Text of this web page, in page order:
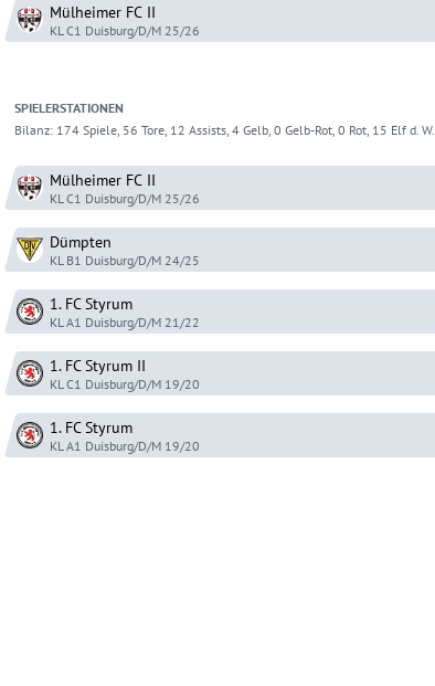
Mülheimer FC II
KL C1 Duisburg/D/M 25/26
SPIELERSTATIONEN
Bilanz: 174 Spiele, 56 Tore, 12 Assists, 4 Gelb, 0 Gelb-Rot, 0 Rot, 15 Elf d. W.
Mülheimer FC II
KL C1 Duisburg/D/M 25/26
Dümpten
KL B1 Duisburg/D/M 24/25
1. FC Styrum
KL A1 Duisburg/D/M 21/22
1. FC Styrum II
KL C1 Duisburg/D/M 19/20
1. FC Styrum
KL A1 Duisburg/D/M 19/20